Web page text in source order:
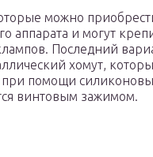
можно
аппарата и могут
Последний
хомут,
при помощи
винтовым зажимом.